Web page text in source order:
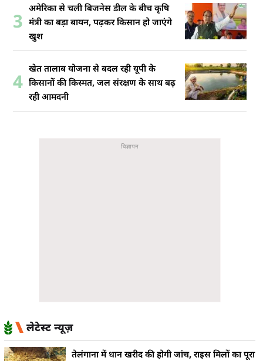
3
अमेरिका से चली बिजनेस डील के बीच कृषि
मंत्री का बड़ा बायन, पढ़कर किसान हो जाएंगे
खुश
4
खेत तालाब योजना से बदल रही यूपी के
किसानों की किस्मत, जल संरक्षण के साथ बढ़
रही आमदनी
लेटेस्ट न्यूज़
तेलंगाना में धान खरीद की होगी जांच, राइस मिलों का पूरा